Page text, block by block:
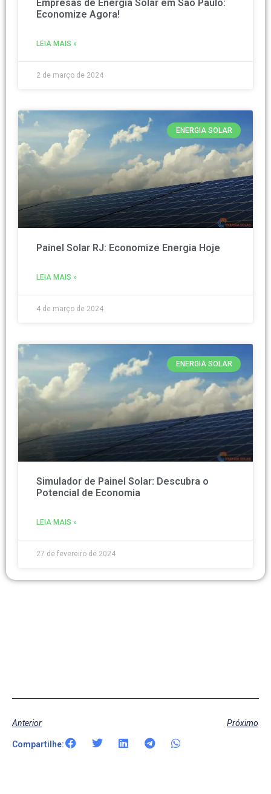
Empresas de Energia Solar em São Paulo:
Economize Agora!
LEIA MAIS »
2 de março de 2024
ENERGIA SOLAR
Painel Solar RJ: Economize Energia Hoje
LEIA MAIS »
4 de março de 2024
ENERGIA SOLAR
Simulador de Painel Solar: Descubra o
Potencial de Economia
LEIA MAIS »
27 de fevereiro de 2024
Anterior Próximo
Compartilhe: